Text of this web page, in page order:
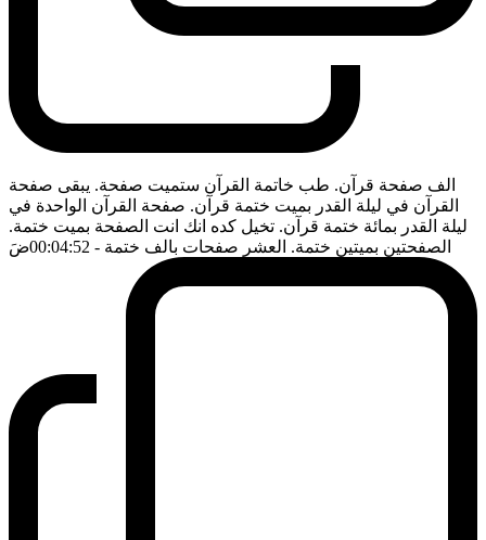
الف صفحة قرآن. طب خاتمة القرآن ستميت صفحة. يبقى صفحة
القرآن في ليلة القدر بميت ختمة قرآن. صفحة القرآن الواحدة في
ليلة القدر بمائة ختمة قرآن. تخيل كده انك انت الصفحة بميت ختمة.
الصفحتين بميتين ختمة. العشر صفحات بالف ختمة - 00:04:52 ضَ